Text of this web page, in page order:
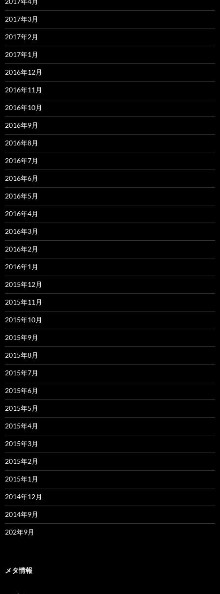
2017年3月
2017年2月
2017年1月
2016年12月
2016年11月
2016年10月
2016年9月
2016年8月
2016年7月
2016年6月
2016年5月
2016年4月
2016年3月
2016年2月
2016年1月
2015年12月
2015年11月
2015年10月
2015年9月
2015年8月
2015年7月
2015年6月
2015年5月
2015年4月
2015年3月
2015年2月
2015年1月
2014年12月
2014年9月
202年9月
メタ情報